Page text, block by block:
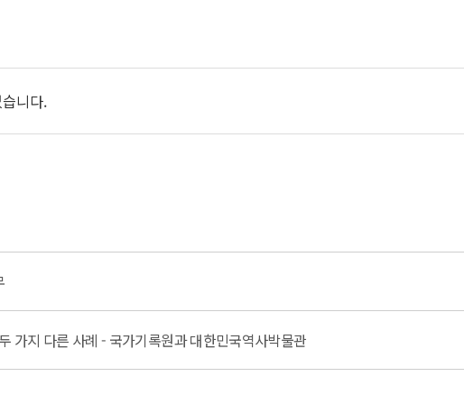
니다.
가지 다른 사례 - 국가기록원과 대한민국역사박물관